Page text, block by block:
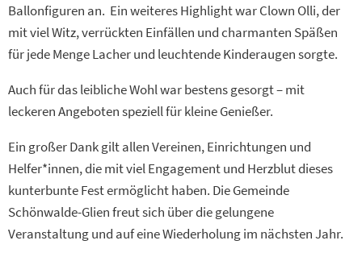
Ballonfiguren an. Ein weiteres Highlight war Clown Olli, der
mit viel Witz, verrückten Einfällen und charmanten Späßen
für jede Menge Lacher und leuchtende Kinderaugen sorgte.
Auch für das leibliche Wohl war bestens gesorgt – mit
leckeren Angeboten speziell für kleine Genießer.
Ein großer Dank gilt allen Vereinen, Einrichtungen und
Helfer*innen, die mit viel Engagement und Herzblut dieses
kunterbunte Fest ermöglicht haben. Die Gemeinde
Schönwalde-Glien freut sich über die gelungene
Veranstaltung und auf eine Wiederholung im nächsten Jahr.